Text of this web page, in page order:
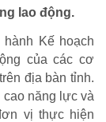
lao động.
Kế hoạch
của các cơ
địa bàn tỉnh.
cao năng lực và
vị thực hiện